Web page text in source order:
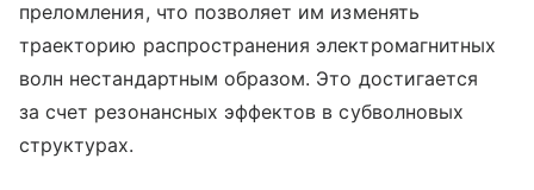
преломления, что позволяет им изменять
траекторию распространения электромагнитных
волн нестандартным образом. Это достигается
за счет резонансных эффектов в субволновых
структурах.